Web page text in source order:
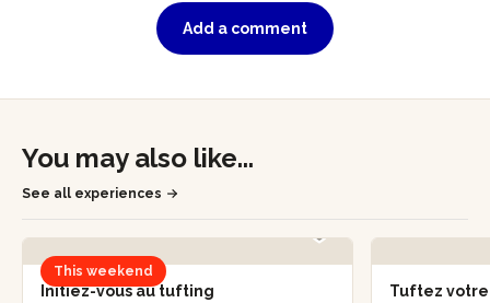
Add a comment
You may also like...
See all experiences
This weekend
Initiez-vous au tufting Tuftez